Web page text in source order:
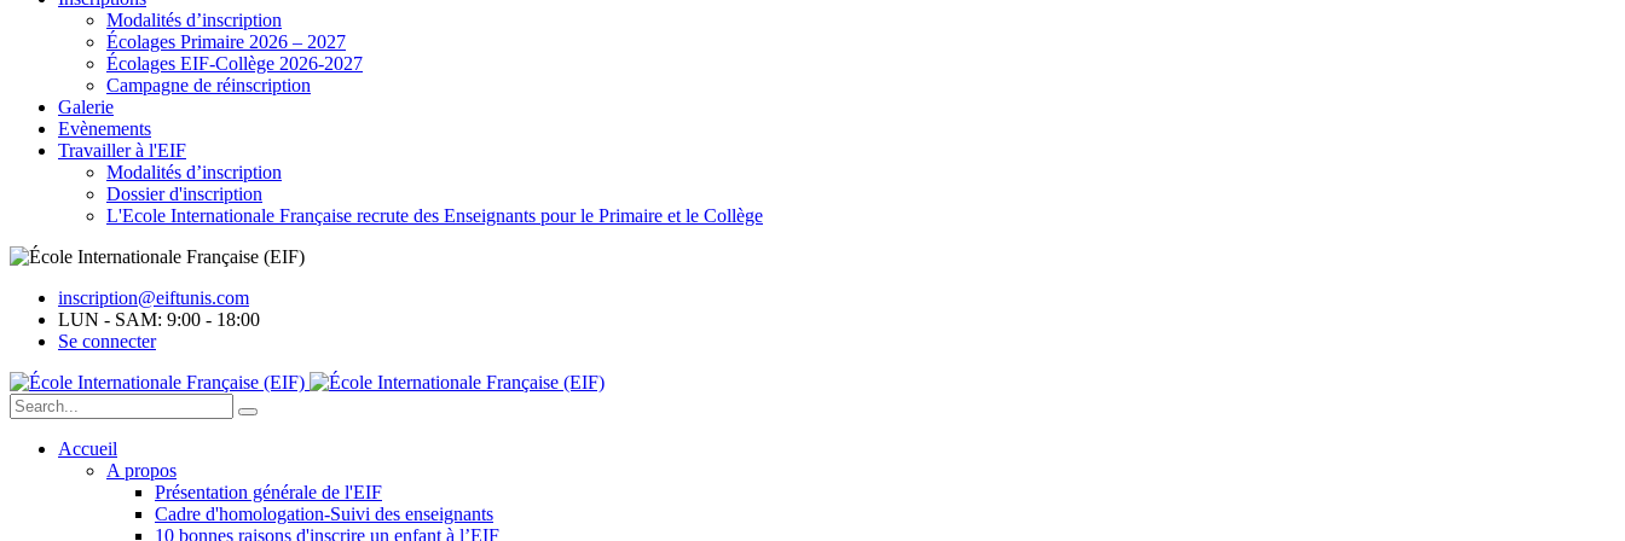
Modalités d’inscription
Écolages Primaire 2026 – 2027
Écolages EIF-Collège 2026-2027
Campagne de réinscription
Galerie
Evènements
Travailler à l'EIF
Modalités d’inscription
Dossier d'inscription
L'Ecole Internationale Française recrute des Enseignants pour le Primaire et le Collège
inscription@eiftunis.com
LUN - SAM: 9:00 - 18:00
Se connecter
Accueil
A propos
Présentation générale de l'EIF
Cadre d'homologation-Suivi des enseignants
10 bonnes raisons d'inscrire un enfant à l’EIF